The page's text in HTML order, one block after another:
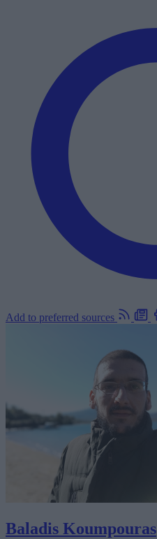
Add to preferred sources
Baladis Koumpouras